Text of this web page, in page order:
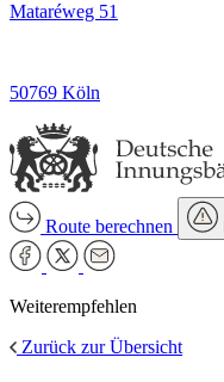
Mataréweg 51
50769 Köln
Route berechnen
Weiterempfehlen
Zurück zur Übersicht